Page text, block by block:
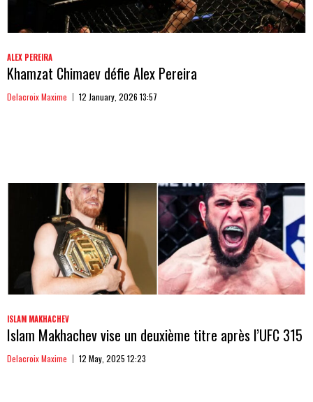
ALEX PEREIRA
Khamzat Chimaev défie Alex Pereira
Delacroix Maxime 12 January, 2026 13:57
ISLAM MAKHACHEV
Islam Makhachev vise un deuxième titre après l’UFC 315
Delacroix Maxime 12 May, 2025 12:23